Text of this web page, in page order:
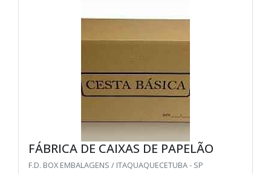
FÁBRICA DE CAIXAS DE PAPELÃO
F.D. BOX EMBALAGENS / ITAQUAQUECETUBA - SP